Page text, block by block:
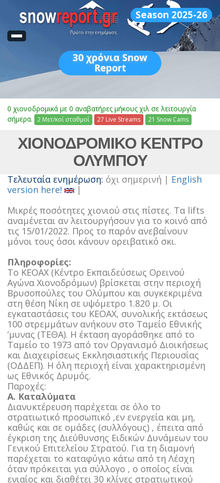
Season 2025-26
30 χρόνια Snow
Report
0 χιονοδρομικά με 0 αναβατήρες μήκους χιλ σε λειτουργία
σήμερα.
2 Μετ/κοί σταθμοί 27 Live Streams 21 Snow Cams
ΧΙΟΝΟΔΡΟΜΙΚΟ ΚΕΝΤΡΟ
ΟΛΥΜΠΟΥ
Τελευταία ενημέρωση: όχι σημερινή | English
version here!
|
Μικρές ποσότητες χιονιού στις πίστες. Τα lifts
αναμένεται αν λειτουργήσουν για το κοινό από
τις 15/01/2022. Προς το παρόν ανεβαίνουν
μόνοι τους όσοι κάνουν ορειβατικό σκι.
Πληροφορίες:
Το ΚΕΟΑΧ (Κέντρο Εκπαιδεύσεως Ορεινού
Αγώνα Χιονοδρόμων) βρίσκεται στην περιοχή
Βρυσοπούλες του Ολύμπου και συγκεκριμένα
στη θέση Νίκη σε υψόμετρο 1.820 μ. Οι
εγκαταστάσεις του ΚΕΟΑΧ, συνολικής εκτάσεως
100 στρεμμάτων ανήκουν στο Ταμείο Εθνικής
’μυνας (ΤΕΘΑ). Η έκταση αγοράσθηκε από το
Ταμείο το 1973 από τον Οργανισμό Διοικήσεως
και Διαχειρίσεως Εκκλησιαστικής Περιουσίας
(ΟΔΔΕΠ). Η όλη περιοχή είναι χαρακτηρισμένη
ως Εθνικός Δρυμός.
Παροχές:
Α. Καταλύματα
Διανυκτέρευση παρέχεται σε όλο το
στρατιωτικό προσωπικό ,εν ενεργεία και μη,
καθώς και σε ομάδες (συλλόγους) , έπειτα από
έγκριση της Διεύθυνσης Ειδικών Δυνάμεων του
Γενικού Επιτελείου Στρατού. Για τη διαμονή
παρέχεται το καταφύγιο κάτω από τη Λέσχη
όταν πρόκειται για σύλλογο , ο οποίος είναι
ενιαίος και διαθέτει 30 κλίνες στρατιωτικού